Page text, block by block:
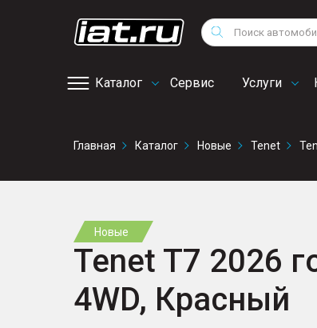
Поиск
Каталог Сервис
сервис
Услуги
Снегоходы
Квадроциклы
Главная Каталог Новые Tenet
Новые
Tenet T7 2026
4WD, Красный